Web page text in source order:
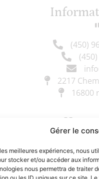
Gérer le
meilleures expériences, nous
stocker et/ou accéder aux
nous permettra de traiter
(450)
2217
16800
Mardi au